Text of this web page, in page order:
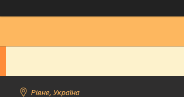
Рівне, Україна